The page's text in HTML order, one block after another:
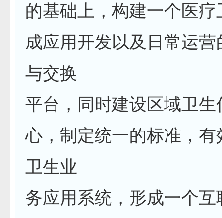
的基础上，构建一个医疗
成应用开发以及日常运
与交换
平台，同时建设区域卫生
心，制定统一的标准，有
卫生业
务应用系统，形成一个互